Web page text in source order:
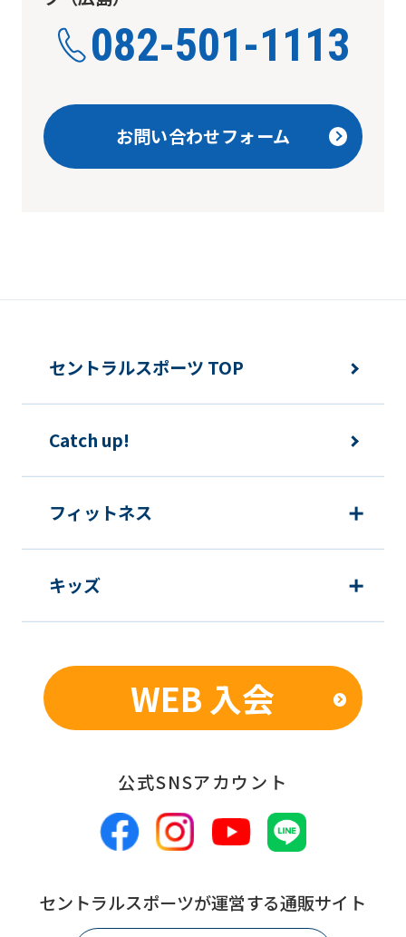
082-501-1113
お問い合わせフォーム
セントラルスポーツ TOP
Catch up!
フィットネス
キッズ
WEB 入会
公式SNSアカウント
セントラルスポーツが運営する通販サイト